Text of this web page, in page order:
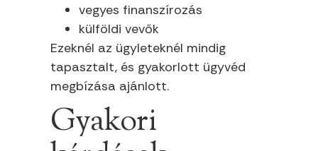
vegyes finanszírozás
külföldi vevők
Ezeknél az ügyleteknél mindig
tapasztalt, és gyakorlott ügyvéd
megbízása ajánlott.
Gyakori